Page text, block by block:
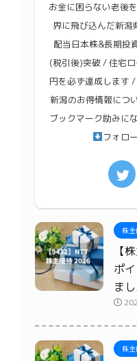
お金に困らない老後
界に飛び込んだ新
配当日本株&長期投
(税引後)突破 / 住宅
円を必ず達成します /
新潟のお得情報につ
ブックマーク励みに
フォロ
株
【
ポ
まし
株